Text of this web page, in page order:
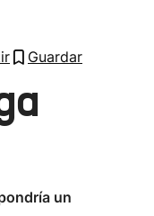
Guardar
un